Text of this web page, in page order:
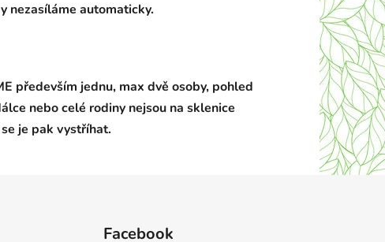
nezasíláme automaticky.
především jednu, max dvě osoby, pohled
nebo celé rodiny nejsou na sklenice
je pak vystříhat.
Facebook